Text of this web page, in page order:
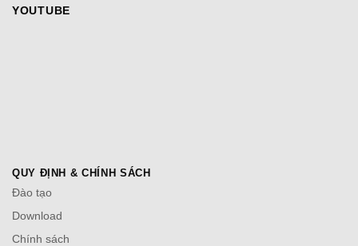
YOUTUBE
QUY ĐỊNH & CHÍNH SÁCH
Đào tạo
Download
Chính sách